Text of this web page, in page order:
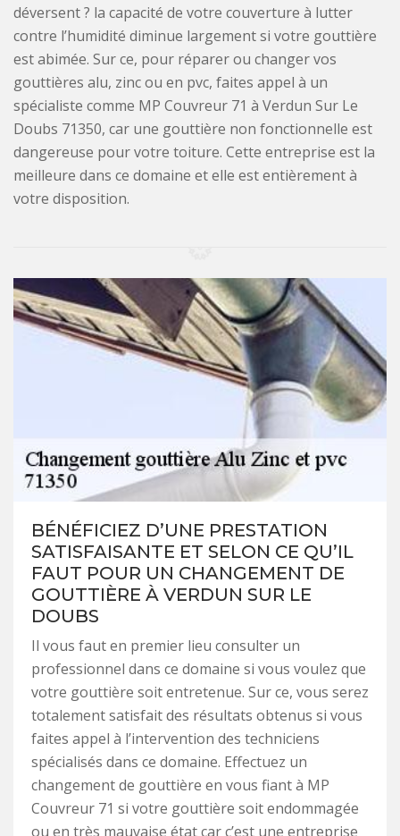
déversent ? la capacité de votre couverture à lutter
contre l’humidité diminue largement si votre gouttière
est abimée. Sur ce, pour réparer ou changer vos
gouttières alu, zinc ou en pvc, faites appel à un
spécialiste comme MP Couvreur 71 à Verdun Sur Le
Doubs 71350, car une gouttière non fonctionnelle est
dangereuse pour votre toiture. Cette entreprise est la
meilleure dans ce domaine et elle est entièrement à
votre disposition.
BÉNÉFICIEZ D’UNE PRESTATION
SATISFAISANTE ET SELON CE QU’IL
FAUT POUR UN CHANGEMENT DE
GOUTTIÈRE À VERDUN SUR LE
DOUBS
Il vous faut en premier lieu consulter un
professionnel dans ce domaine si vous voulez que
votre gouttière soit entretenue. Sur ce, vous serez
totalement satisfait des résultats obtenus si vous
faites appel à l’intervention des techniciens
spécialisés dans ce domaine. Effectuez un
changement de gouttière en vous fiant à MP
Couvreur 71 si votre gouttière soit endommagée
ou en très mauvaise état car c’est une entreprise